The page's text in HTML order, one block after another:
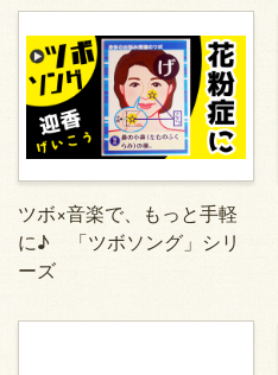
ツボ×音楽で、もっと手軽
に♪ 「ツボソング」シリ
ーズ